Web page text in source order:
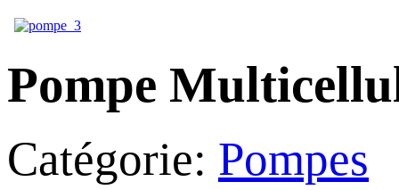
Pompe
Catégorie: Pompes